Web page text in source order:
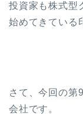
投資家も株式型
始めてきている
さて、今回の第
会社です。